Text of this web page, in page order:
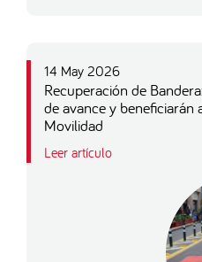
14 May 2026
Recuperación de
de avance y
Movilidad
Leer artículo